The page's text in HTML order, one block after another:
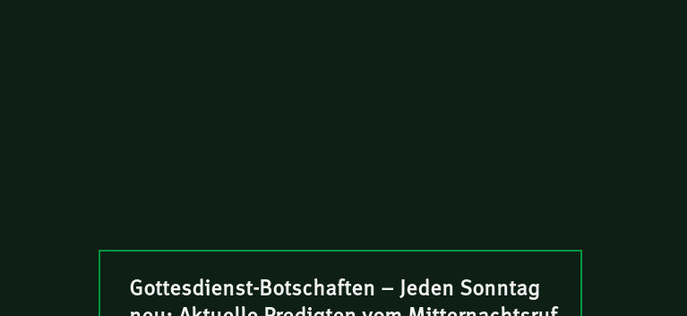
Gottesdienst-Botschaften – Jeden Sonntag